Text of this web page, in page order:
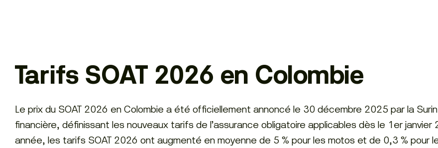
Tarifs SOAT 2026 en Colombie
Le prix du SOAT 2026 en Colombie a été officiellement annoncé le 30 décembre 2025 par la
financière, définissant les nouveaux tarifs de l’assurance obligatoire applicables dès le 1er
année, les tarifs SOAT 2026 ont augmenté en moyenne de 5 % pour les motos et de 0,3 % pour